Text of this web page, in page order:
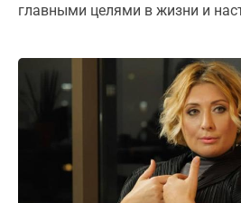
главными целями в жизни и